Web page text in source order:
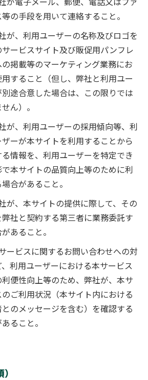
の手段を用いて連絡すること。
が、利用ユーザーの名称及びロゴを
ービスサイト及び販促用パンフレ
の掲載等のマーケティング業務にお
用すること（但し、弊社と利用ユー
途合意した場合は、この限りでは
ん）。
が、利用ユーザーの採用傾向等、利
ーが本サイトを利用することから
情報を、利用ユーザーを特定でき
本サイトの品質向上等のために利
合があること。
が、本サイトの提供に際して、その
社と契約する第三者に業務委託す
あること。
ービスに関するお問い合わせへの対
利用ユーザーにおける本サービス
便性向上等のため、弊社が、本サ
ご利用状況（本サイト内における
のメッセージを含む）を確認する
ること。